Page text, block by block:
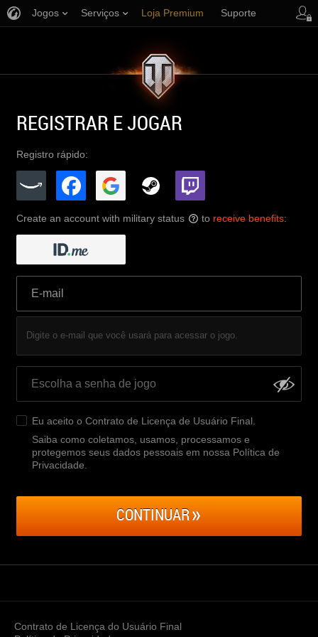
Jogos Serviços Loja Premium Suporte
REGISTRAR E JOGAR
Registro rápido:
Create an account with military status ? to receive benefits:
Digite o e-mail que você usará para acessar o jogo.
Eu aceito o Contrato de Licença de Usuário Final
Saiba como coletamos, usamos, processamos e
protegemos seus dados pessoais em nossa Política de
Privacidade
CONTINUAR
Contrato de Licença do Usuário Final